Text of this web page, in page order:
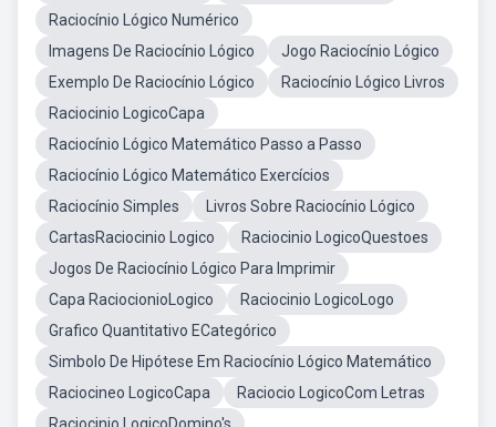
Raciocínio Lógico Numérico
Imagens De Raciocínio Lógico
Jogo Raciocínio Lógico
Exemplo De Raciocínio Lógico
Raciocínio Lógico Livros
Raciocinio LogicoCapa
Raciocínio Lógico Matemático Passo a Passo
Raciocínio Lógico Matemático Exercícios
Raciocínio Simples
Livros Sobre Raciocínio Lógico
CartasRaciocinio Logico
Raciocinio LogicoQuestoes
Jogos De Raciocínio Lógico Para Imprimir
Capa RaciocionioLogico
Raciocinio LogicoLogo
Grafico Quantitativo ECategórico
Simbolo De Hipótese Em Raciocínio Lógico Matemático
Raciocineo LogicoCapa
Raciocio LogicoCom Letras